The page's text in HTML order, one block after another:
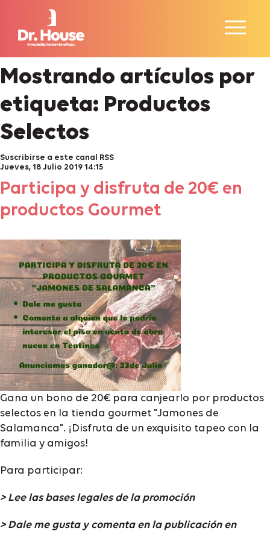
Mostrando artículos por
etiqueta: Productos
Selectos
Suscribirse a este canal RSS
Jueves, 18 Julio 2019 14:15
Participa y disfruta de 20€ en
productos Gourmet
Gana un bono de 20€ para canjearlo por productos
selectos en la tienda gourmet "Jamones de
Salamanca". ¡Disfruta de un exquisito tapeo con la
familia y amigos!
Para participar:
> Lee las bases legales de la promoción
> Dale me gusta y comenta en la publicación en